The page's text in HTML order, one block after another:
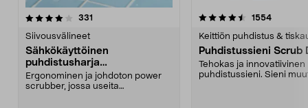
331
Siivousvälineet
Sähkökäyttöinen
puhdistusharja
kylpyhuoneeseen ja keittiöön
Ergonominen ja johdoton power
scrubber, jossa useita
4.5 viidestä
1554
Keittiön puhdistus &
Puhdistussieni Scrub
Tehokas ja innovatiivinen
puhdistussieni. Sieni
4.5 viidestä